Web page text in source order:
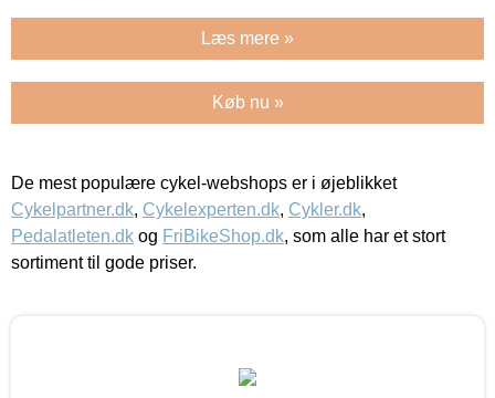
Læs mere »
Køb nu »
De mest populære cykel-webshops er i øjeblikket
Cykelpartner.dk, Cykelexperten.dk, Cykler.dk,
Pedalatleten.dk og FriBikeShop.dk, som alle har et stort
sortiment til gode priser.